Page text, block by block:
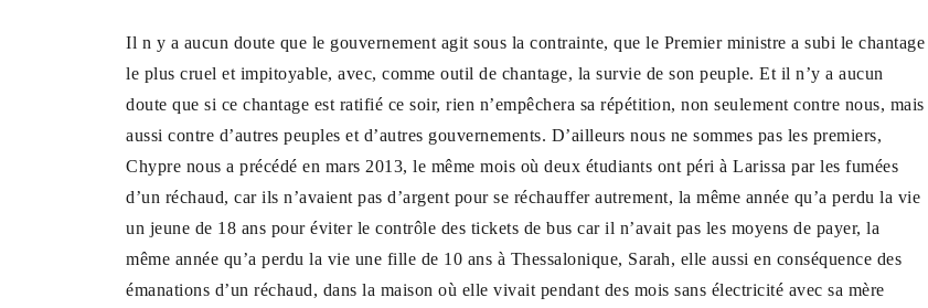
Il n y a aucun doute que le gouvernement agit sous la contrainte, que le Premier ministre a subi le chantage
le plus cruel et impitoyable, avec, comme outil de chantage, la survie de son peuple. Et il n’y a aucun
doute que si ce chantage est ratifié ce soir, rien n’empêchera sa répétition, non seulement contre nous, mais
aussi contre d’autres peuples et d’autres gouvernements. D’ailleurs nous ne sommes pas les premiers,
Chypre nous a précédé en mars 2013, le même mois où deux étudiants ont péri à Larissa par les fumées
d’un réchaud, car ils n’avaient pas d’argent pour se réchauffer autrement, la même année qu’a perdu la vie
un jeune de 18 ans pour éviter le contrôle des tickets de bus car il n’avait pas les moyens de payer, la
même année qu’a perdu la vie une fille de 10 ans à Thessalonique, Sarah, elle aussi en conséquence des
émanations d’un réchaud, dans la maison où elle vivait pendant des mois sans électricité avec sa mère